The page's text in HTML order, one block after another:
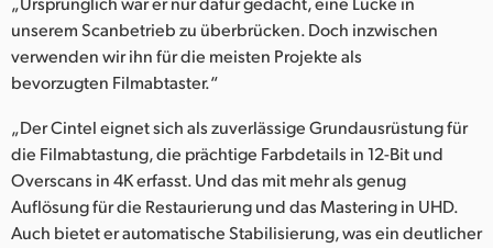
unserem Scanbetrieb zu überbrücken. Doch inzwischen
verwenden wir ihn für die meisten Projekte als
bevorzugten Filmabtaster.“
„Der Cintel eignet sich als zuverlässige Grundausrüstung für
die Filmabtastung, die prächtige Farbdetails in 12-Bit und
Overscans in 4K erfasst. Und das mit mehr als genug
Auflösung für die Restaurierung und das Mastering in UHD.
Auch bietet er automatische Stabilisierung, was ein deutlicher